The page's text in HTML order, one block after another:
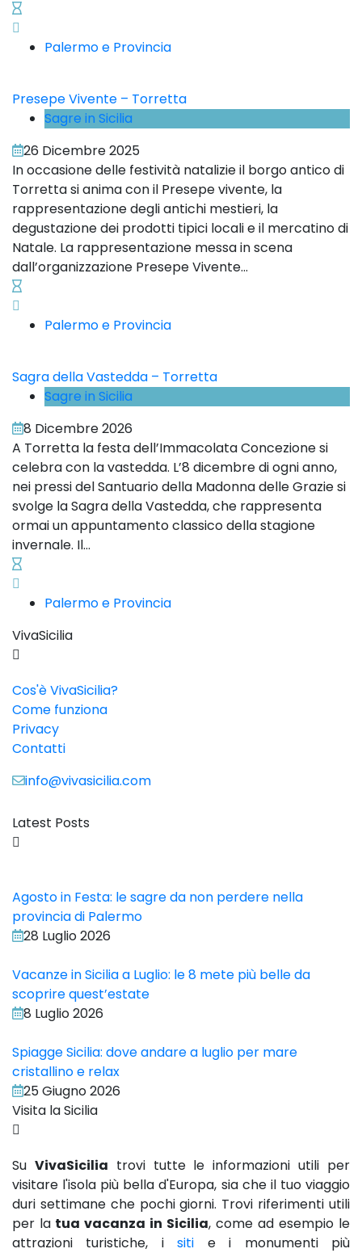
Palermo e Provincia
Presepe Vivente – Torretta
Sagre in Sicilia
26 Dicembre 2025
In occasione delle festività natalizie il borgo antico di
Torretta si anima con il Presepe vivente, la
rappresentazione degli antichi mestieri, la
degustazione dei prodotti tipici locali e il mercatino di
Natale. La rappresentazione messa in scena
dall’organizzazione Presepe Vivente...
Palermo e Provincia
Sagra della Vastedda – Torretta
Sagre in Sicilia
8 Dicembre 2026
A Torretta la festa dell’Immacolata Concezione si
celebra con la vastedda. L’8 dicembre di ogni anno,
nei pressi del Santuario della Madonna delle Grazie si
svolge la Sagra della Vastedda, che rappresenta
ormai un appuntamento classico della stagione
invernale. Il...
Palermo e Provincia
VivaSicilia
Cos'è VivaSicilia?
Come funziona
Privacy
Contatti
info@vivasicilia.com
Latest Posts
Agosto in Festa: le sagre da non perdere nella
provincia di Palermo
28 Luglio 2026
Vacanze in Sicilia a Luglio: le 8 mete più belle da
scoprire quest’estate
8 Luglio 2026
Spiagge Sicilia: dove andare a luglio per mare
cristallino e relax
25 Giugno 2026
Visita la Sicilia
Su VivaSicilia trovi tutte le informazioni utili per
visitare l'isola più bella d'Europa, sia che il tuo viaggio
duri settimane che pochi giorni. Trovi riferimenti utili
per la tua vacanza in Sicilia, come ad esempio le
attrazioni turistiche, isiti e i monumenti più